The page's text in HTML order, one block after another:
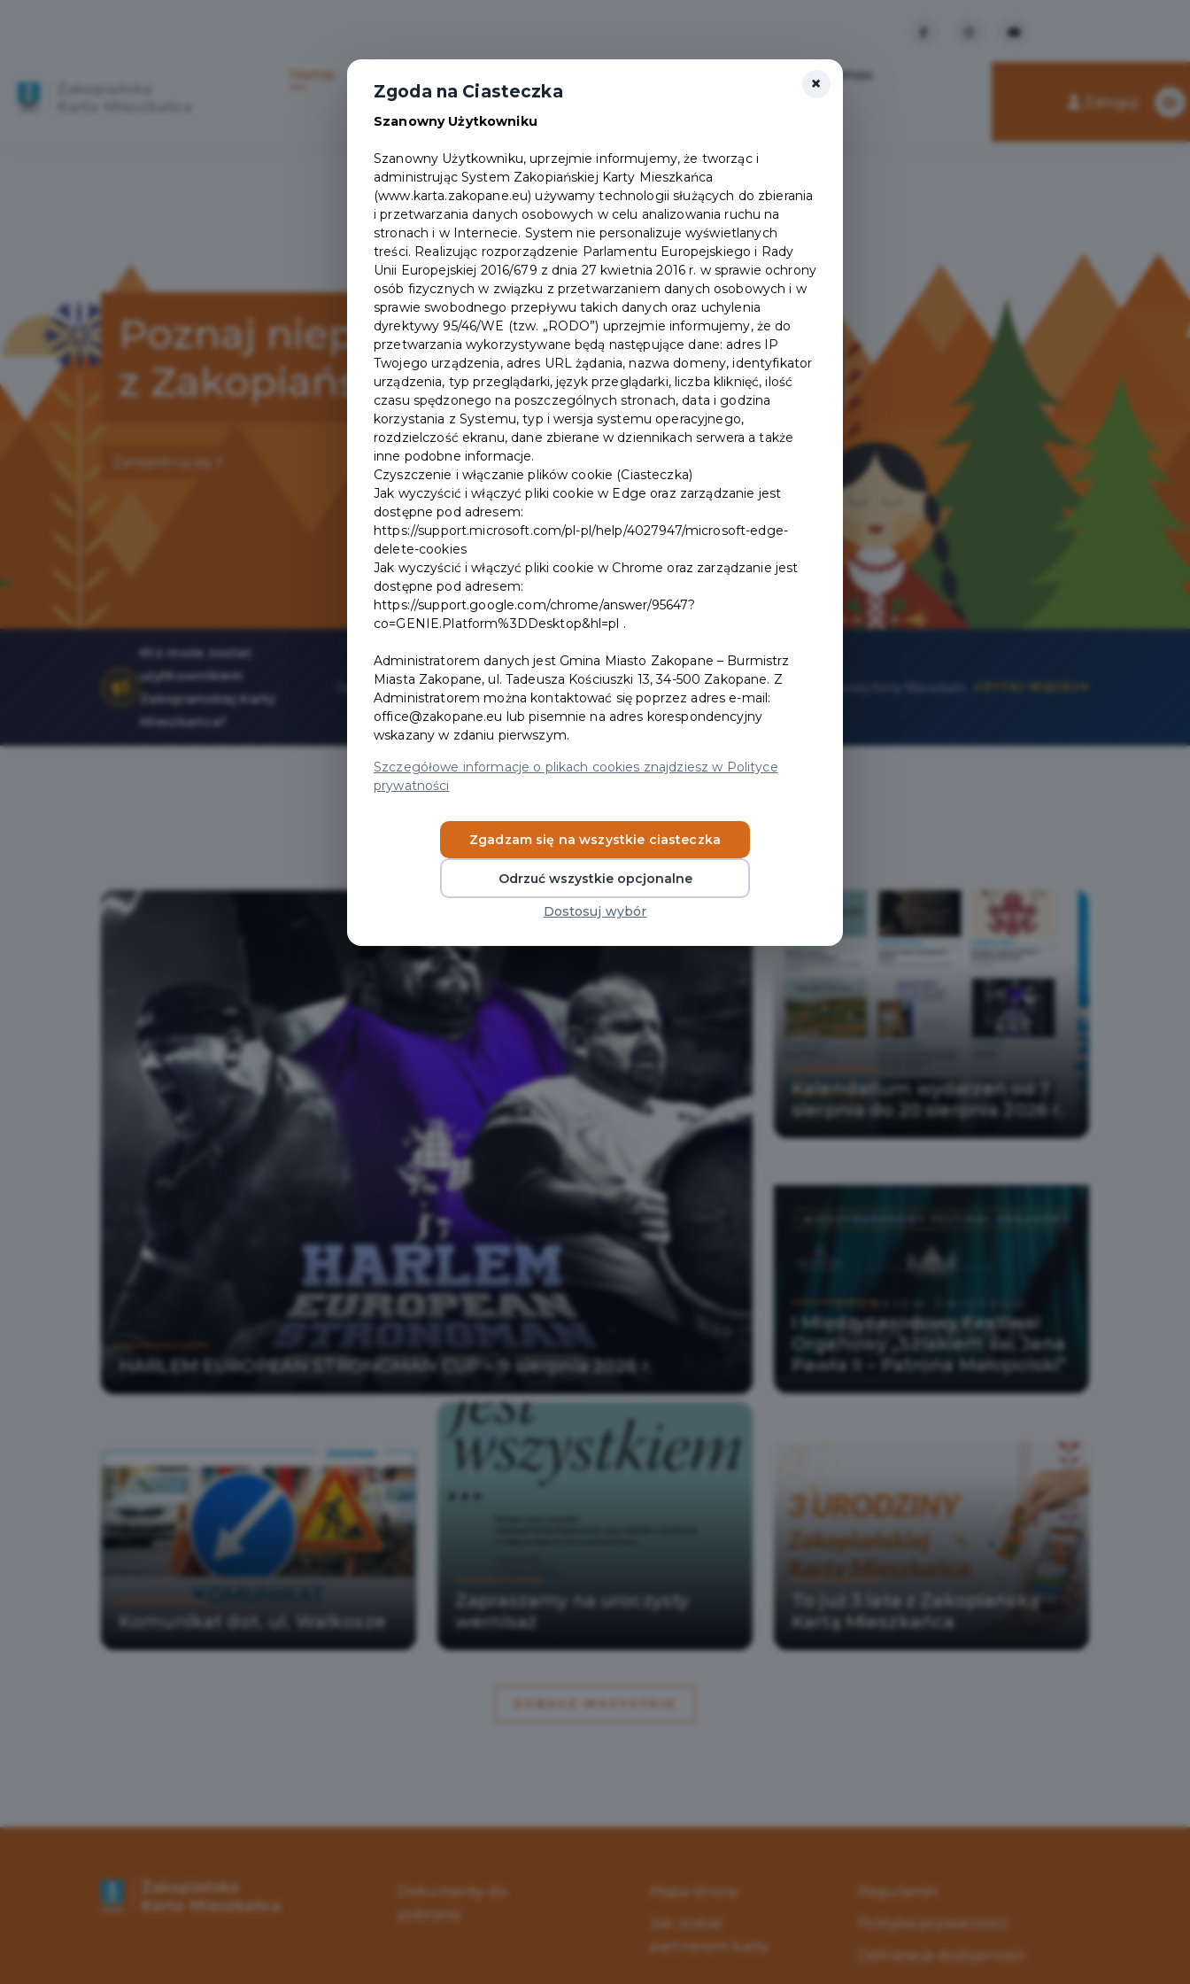
Home Pomoc
Punkty obsługi
Zaloguj
Poznaj niepoznane
z Zakopiańską Kartą Mieszkańca
Zarejestruj się
Kto może zostać
użytkownikiem
Zakopiańskiej Karty
Mieszkańca?
Aktualności
HARLEM EUROPEAN STRONGMAN CUP – 9 sierpnia 2026 r.
Czytaj więcej
Kalendarium wydarzeń od 7
sierpnia do 20 sierpnia 2026 r.
Czytaj więcej
I Międzynarodowy Festiwal
Organowy „Szlakiem św. Jana
Pawła II – Patrona Małopolski”
Komunikat dot. ul. Walkosze
Czytaj więcej
Zapraszamy na uroczysty
wernisaż
Czytaj więcej
To już 3 lata z Zakopiańską
Kartą Mieszkańca
Dokumenty do
pobrania
Mapa strony
Jak zostać
partnerem karty
Regulamin
Polityka prywatności
Deklaracja dostępności
×
Zgoda na Ciasteczka
Szanowny Użytkowniku
Szanowny Użytkowniku, uprzejmie informujemy, że tworząc i
administrując System Zakopiańskiej Karty Mieszkańca
(www.karta.zakopane.eu) używamy technologii służących do zbierania
i przetwarzania danych osobowych w celu analizowania ruchu na
stronach i w Internecie. System nie personalizuje wyświetlanych
treści. Realizując rozporządzenie Parlamentu Europejskiego i Rady
Unii Europejskiej 2016/679 z dnia 27 kwietnia 2016 r. w sprawie ochrony
osób fizycznych w związku z przetwarzaniem danych osobowych i w
sprawie swobodnego przepływu takich danych oraz uchylenia
dyrektywy 95/46/WE (tzw. „RODO”) uprzejmie informujemy, że do
przetwarzania wykorzystywane będą następujące dane: adres IP
Twojego urządzenia, adres URL żądania, nazwa domeny, identyfikator
urządzenia, typ przeglądarki, język przeglądarki, liczba kliknięć, ilość
czasu spędzonego na poszczególnych stronach, data i godzina
korzystania z Systemu, typ i wersja systemu operacyjnego,
rozdzielczość ekranu, dane zbierane w dziennikach serwera a także
inne podobne informacje.
Czyszczenie i włączanie plików cookie (Ciasteczka)
Jak wyczyścić i włączyć pliki cookie w Edge oraz zarządzanie jest
dostępne pod adresem:
https://support.microsoft.com/pl-pl/help/4027947/microsoft-edge-
delete-cookies
Jak wyczyścić i włączyć pliki cookie w Chrome oraz zarządzanie jest
dostępne pod adresem:
https://support.google.com/chrome/answer/95647?
co=GENIE.Platform%3DDesktop&hl=pl .
Administratorem danych jest Gmina Miasto Zakopane – Burmistrz
Miasta Zakopane, ul. Tadeusza Kościuszki 13, 34-500 Zakopane. Z
Administratorem można kontaktować się poprzez adres e-mail:
office@zakopane.eu lub pisemnie na adres korespondencyjny
wskazany w zdaniu pierwszym.
Szczegółowe informacje o plikach cookies znajdziesz w Polityce
prywatności
Zgadzam się na wszystkie ciasteczka
Odrzuć wszystkie opcjonalne
Dostosuj wybór